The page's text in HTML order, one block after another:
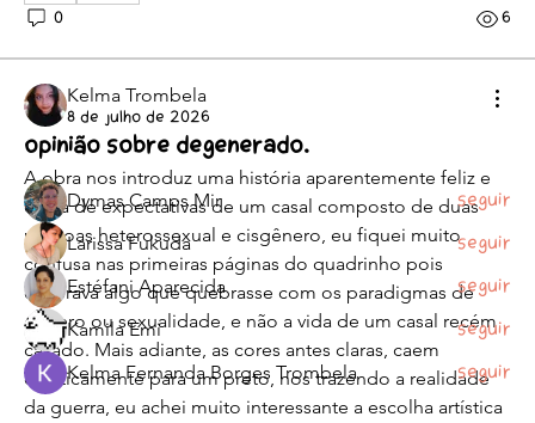
0 6
Kelma Trombela
8 de julho de 2026
Opinião sobre Degenerado.
A obra nos introduz uma história aparentemente feliz e
cheia de expectativas de um casal composto de duas
pessoas heterossexual e cisgênero, eu fiquei muito
confusa nas primeiras páginas do quadrinho pois
esperava algo que quebrasse com os paradigmas de
gênero ou sexualidade, e não a vida de um casal recém
casado. Mais adiante, as cores antes claras, caem
drasticamente para um preto, nos trazendo a realidade
da guerra, eu achei muito interessante a escolha artística
Informações
é um proj...
Leia Mais
membros
Dymas Camps Mir Seguir
Larissa Fukuda Seguir
Estéfani Aparecida Seguir
Kamila Emi Seguir
Kelma Fernanda Borges Trombela
Seguir
Ver todos os membros (15)